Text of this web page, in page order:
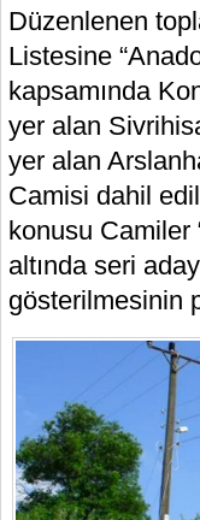
Düzenlenen
Listesine
kapsamında
yer alan
yer alan
Camisi dahil
konusu Camiler
altında seri
gösterilmesinin